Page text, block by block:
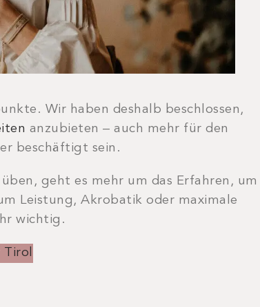
Wir haben deshalb beschlossen,
anzubieten – auch mehr für den
beschäftigt sein.
geht es mehr um das Erfahren, um
Leistung, Akrobatik oder maximale
wichtig.